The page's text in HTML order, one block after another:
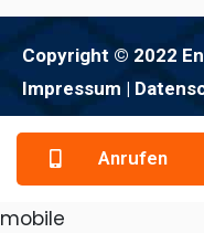
Copyright © 2022
Impressum |
Anrufen